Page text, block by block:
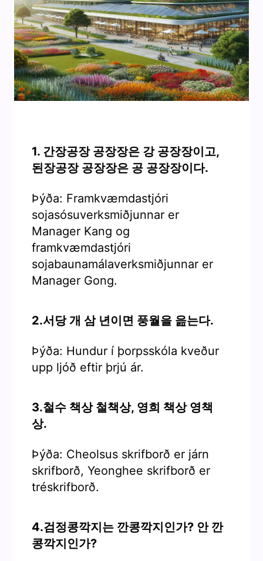
1. 간장공장 공장장은 강 공장장이고,
된장공장 공장장은 공 공장장이다.
Þýða: Framkvæmdastjóri
sojasósuverksmiðjunnar er
Manager Kang og
framkvæmdastjóri
sojabaunamálaverksmiðjunnar er
Manager Gong.
2.서당 개 삼 년이면 풍월을 읊는다.
Þýða: Hundur í þorpsskóla kveður
upp ljóð eftir þrjú ár.
3.철수 책상 철책상, 영희 책상 영책
상.
Þýða: Cheolsus skrifborð er járn
skrifborð, Yeonghee skrifborð er
tréskrifborð.
4.검정콩깍지는 깐콩깍지인가? 안 깐
콩깍지인가?